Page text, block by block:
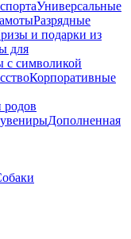
Универсальные
Разрядные
и подарки из
для
с символикой
Корпоративные
родов
Дополненная